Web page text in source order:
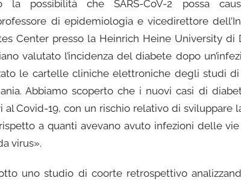
la possibilità che SARS-CoV-2 possa
di epidemiologia e vicedirettore
Center presso la Heinrich Heine University di
valutato l’incidenza del diabete dopo
le cartelle cliniche elettroniche degli studi
Abbiamo scoperto che i nuovi casi di
Covid-19, con un rischio relativo di sviluppare
a quanti avevano avuto infezioni delle
virus».
uno studio di coorte retrospettivo